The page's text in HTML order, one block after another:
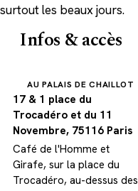
surtout les beaux jours.
Infos & accès
AU PALAIS DE CHAILLOT
17 & 1 place du
Trocadéro et du 11
Novembre, 75116 Paris
Café de l'Homme et
Girafe, sur la place du
Trocadéro, au-dessus des